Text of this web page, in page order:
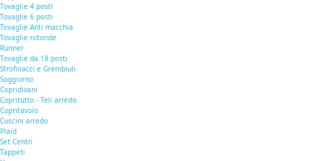
Tovaglie 4 posti
Tovaglie 6 posti
Tovaglie Anti macchia
Tovaglie rotonde
Runner
Tovaglie da 18 posti
Strofinacci e Grembiuli
Soggiorno
Copridivani
Copritutto - Teli arredo
Copritavolo
Cuscini arredo
Plaid
Set Centri
Tappeti